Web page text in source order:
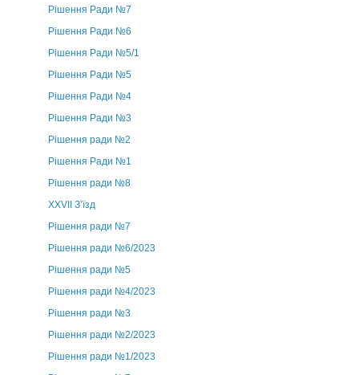
Рішення Ради №7
Рішення Ради №6
Рішення Ради №5/1
Рішення Ради №5
Рішення Ради №4
Рішення Ради №3
Рішення ради №2
Рішення Ради №1
Рішення ради №8
ХХVII З’їзд
Рішення ради №7
Рішення ради №6/2023
Рішення ради №5
Рішення ради №4/2023
Рішення ради №3
Рішення ради №2/2023
Рішення ради №1/2023